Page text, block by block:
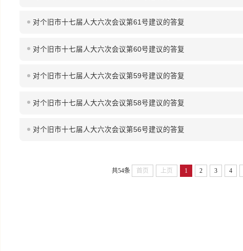
对个旧市十七届人大六次会议第61号建议的答复
对个旧市十七届人大六次会议第60号建议的答复
对个旧市十七届人大六次会议第59号建议的答复
对个旧市十七届人大六次会议第58号建议的答复
对个旧市十七届人大六次会议第56号建议的答复
共54条 首页 上页 1 2 3 4